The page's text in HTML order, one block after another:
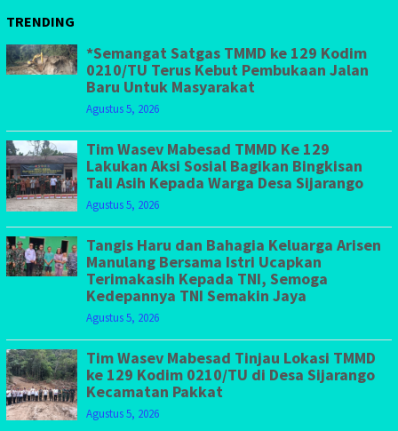
TRENDING
*Semangat Satgas TMMD ke 129 Kodim
0210/TU Terus Kebut Pembukaan Jalan
Baru Untuk Masyarakat
Agustus 5, 2026
Tim Wasev Mabesad TMMD Ke 129
Lakukan Aksi Sosial Bagikan Bingkisan
Tali Asih Kepada Warga Desa Sijarango
Agustus 5, 2026
Tangis Haru dan Bahagia Keluarga Arisen
Manulang Bersama Istri Ucapkan
Terimakasih Kepada TNI, Semoga
Kedepannya TNI Semakin Jaya
Agustus 5, 2026
Tim Wasev Mabesad Tinjau Lokasi TMMD
ke 129 Kodim 0210/TU di Desa Sijarango
Kecamatan Pakkat
Agustus 5, 2026